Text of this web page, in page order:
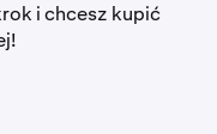
i chcesz kupić